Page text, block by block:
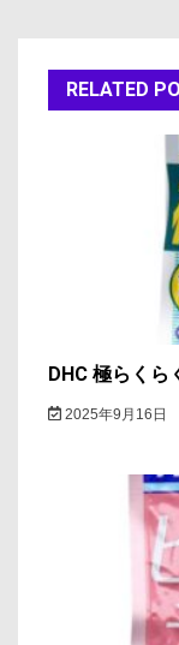
ー RELATED
DHC 極らくら
2025年9月16日